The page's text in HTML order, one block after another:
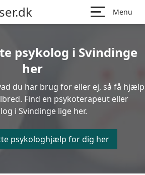
Menu
psykolog i Svindinge
her
du har brug for eller ej, så få hjælp
Find en psykoterapeut eller
i Svindinge lige her.
psykologhjælp for dig her